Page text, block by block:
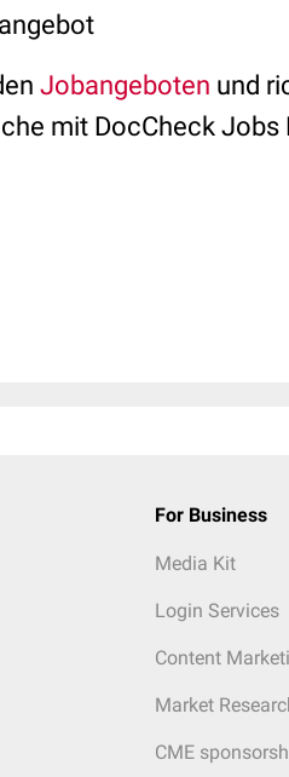
Jobangeboten und
mit DocCheck Jobs
For Business
Media Kit
Login Services
Content
Market
CME